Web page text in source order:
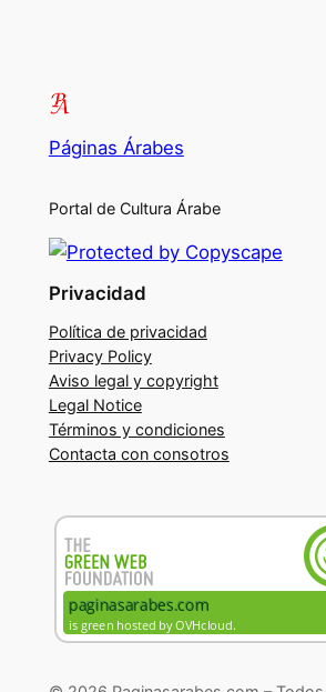
Páginas Árabes
Portal de Cultura Árabe
Privacidad
Política de privacidad
Privacy Policy
Aviso legal y copyright
Legal Notice
Términos y condiciones
Contacta con consotros